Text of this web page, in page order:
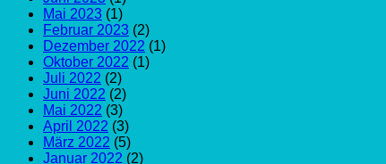
Mai 2023 (1)
Februar 2023 (2)
Dezember 2022 (1)
Oktober 2022 (1)
Juli 2022 (2)
Juni 2022 (2)
Mai 2022 (3)
April 2022 (3)
März 2022 (5)
Januar 2022 (2)